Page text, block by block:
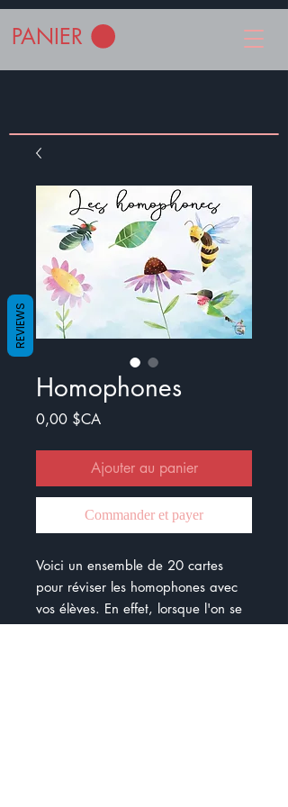
PANIER
Homophones
0,00 $CAPrix
Ajouter au panier
Commander et payer
Voici un ensemble de 20 cartes
pour réviser les homophones avec
vos élèves. En effet, lorsque l'on se
penche sur les écrits des élèves, on
REVIEWS